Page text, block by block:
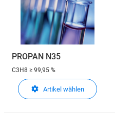
PROPAN N35
C3H8 ≥ 99,95 %
Artikel wählen